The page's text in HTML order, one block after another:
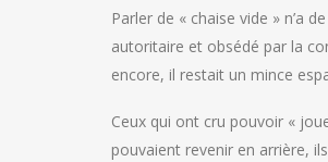
Parler de « chaise vide » n’a
autoritaire et obsédé par la
encore, il restait un mince
Ceux qui ont cru pouvoir «
pouvaient revenir en arrière,